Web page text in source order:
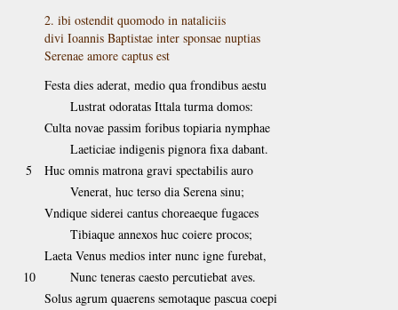
2. ibi ostendit quomodo in nataliciis
divi Ioannis Baptistae inter sponsae nuptias
Serenae amore captus est
Festa dies aderat, medio qua frondibus aestu
Lustrat odoratas Ittala turma domos:
Culta novae passim foribus topiaria nymphae
Laeticiae indigenis pignora fixa dabant.
5
Huc omnis matrona gravi spectabilis auro
Venerat, huc terso dia Serena sinu;
Vndique siderei cantus choreaeque fugaces
Tibiaque annexos huc coiere procos;
Laeta Venus medios inter nunc igne furebat,
10
Nunc teneras caesto percutiebat aves.
Solus agrum quaerens semotaque pascua coepi